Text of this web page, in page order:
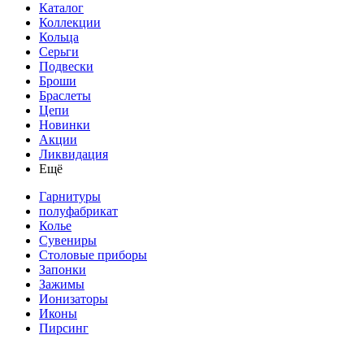
Каталог
Коллекции
Кольца
Серьги
Подвески
Броши
Браслеты
Цепи
Новинки
Акции
Ликвидация
Ещё
Гарнитуры
полуфабрикат
Колье
Сувениры
Столовые приборы
Запонки
Зажимы
Ионизаторы
Иконы
Пирсинг